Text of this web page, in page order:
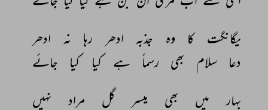
یگانگت
کا وہ جذبہ ادھر رہا نہ
ادھر
دعا
سلام بھی رسماً ہے کیا کیا
جائے
بہار
میں بھی میسر گل مراد
نہیں